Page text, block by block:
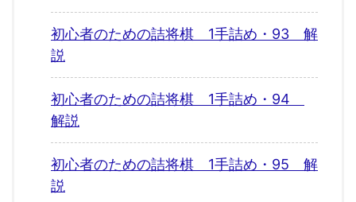
初心者のための詰将棋 1手詰め・93 解
説
初心者のための詰将棋 1手詰め・94
解説
初心者のための詰将棋 1手詰め・95 解
説